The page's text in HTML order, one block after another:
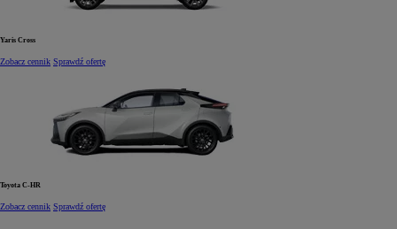
Yaris Cross
Zobacz cennik Sprawdź ofertę
Toyota C-HR
Zobacz cennik Sprawdź ofertę